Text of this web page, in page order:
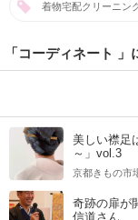
着物宅配クリーニン
「コーディネート
美しい襟足
～」vol.3
京都きもの市
奇跡の扉
信道さん